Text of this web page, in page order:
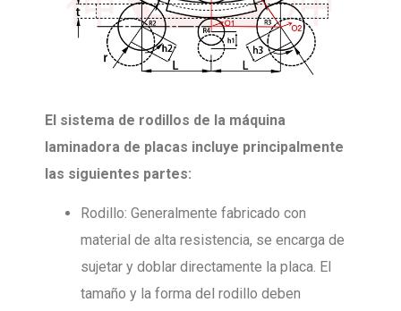
El sistema de rodillos de la máquina
laminadora de placas incluye principalmente
las siguientes partes:
Rodillo: Generalmente fabricado con
material de alta resistencia, se encarga de
sujetar y doblar directamente la placa. El
tamaño y la forma del rodillo deben